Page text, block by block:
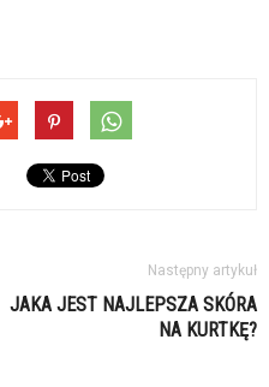
Następny artykuł
JAKA JEST NAJLEPSZA SKÓRA
NA KURTKĘ?